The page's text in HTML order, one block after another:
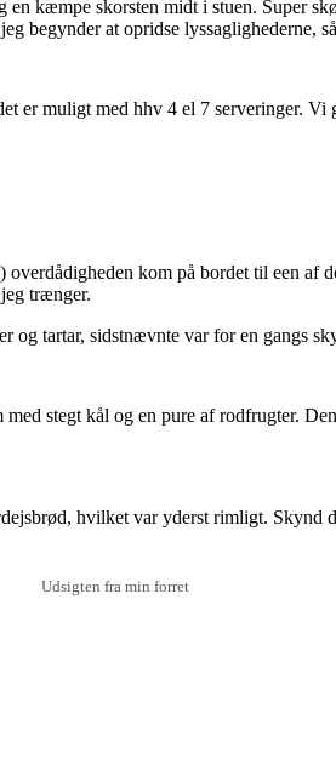
kæmpe skorsten midt i stuen. Super
begynder at opridse lyssaglighederne,
er muligt med hhv 4 el 7 serveringer.
kom på bordet til een af
trænger.
og tartar, sidstnævnte var for en gangs
stegt kål og en pure af rodfrugter.
hvilket var yderst rimligt. Skynd
Udsigten fra min forret